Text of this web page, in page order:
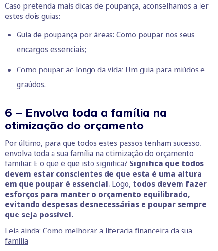
Caso pretenda mais dicas de poupança, aconselhamos a ler
estes dois guias:
Guia de poupança por áreas: Como poupar nos seus
encargos essenciais;
Como poupar ao longo da vida: Um guia para miúdos e
graúdos.
6 – Envolva toda a família na
otimização do orçamento
Por último, para que todos estes passos tenham sucesso,
envolva toda a sua família na otimização do orçamento
familiar. E o que é que isto significa? Significa que todos
devem estar conscientes de que esta é uma altura
em que poupar é essencial. Logo, todos devem fazer
esforços para manter o orçamento equilibrado,
evitando despesas desnecessárias e poupar sempre
que seja possível.
Leia ainda: Como melhorar a literacia financeira da sua
família